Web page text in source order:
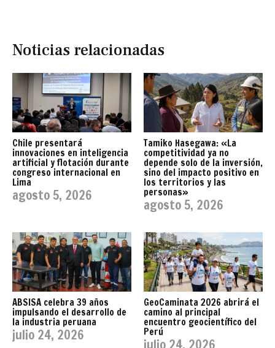
Noticias relacionadas
Chile presentará
innovaciones en inteligencia
artificial y flotación durante
congreso internacional en
Lima
agosto 5, 2026
Tamiko Hasegawa: «La
competitividad ya no
depende solo de la inversión,
sino del impacto positivo en
los territorios y las
personas»
agosto 5, 2026
ABSISA celebra 39 años
impulsando el desarrollo de
la industria peruana
julio 24, 2026
GeoCaminata 2026 abrirá el
camino al principal
encuentro geocientífico del
Perú
julio 24, 2026